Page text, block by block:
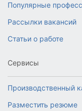
Популярные
Рассылки вакансий
Статьи о работе
Сервисы
Производственный
Разместить резюме